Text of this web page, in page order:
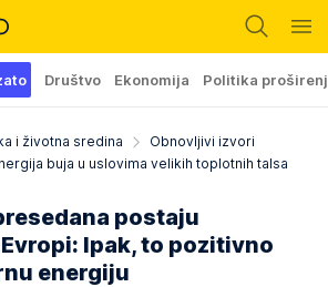
Društvo Ekonomija Politika
i životna sredina
Obnovljivi izvori
buja u uslovima velikih toplotnih talsa
postaju
Ipak, to pozitivno
energiju